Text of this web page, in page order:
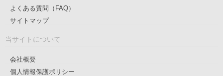
よくある質問（FAQ）
サイトマップ
当サイトについて
会社概要
個人情報保護ポリシー